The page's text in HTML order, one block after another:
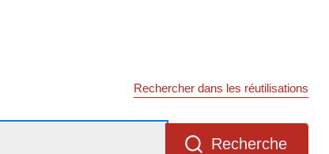
Rechercher dans les réutilisations
Recherche